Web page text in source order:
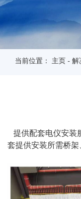
当前位置： 主页 - 解
提供配套电仪安装
套提供安装所需桥